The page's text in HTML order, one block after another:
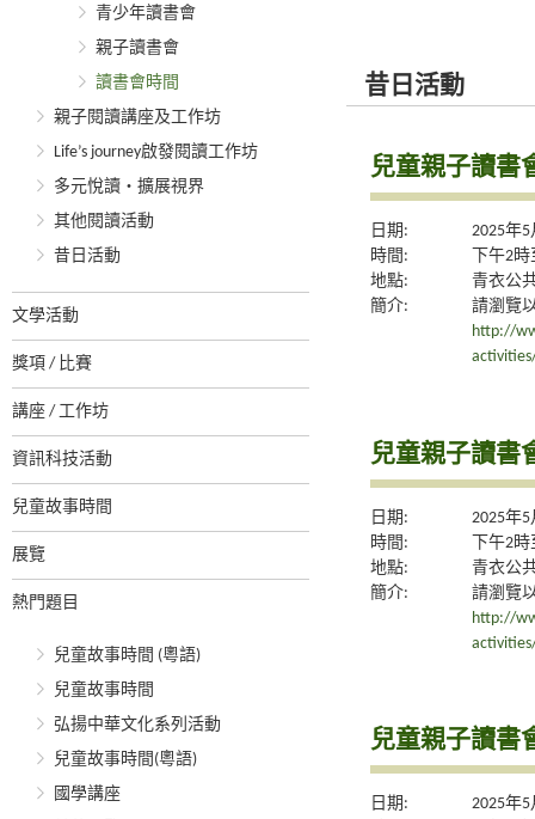
青少年讀書會
親子讀書會
讀書會時間
親子閱讀講座及工作坊
Life’s journey啟發閱讀工作坊
多元悅讀‧擴展視界
其他閱讀活動
昔日活動
文學活動
獎項 / 比賽
講座 / 工作坊
資訊科技活動
兒童故事時間
展覽
熱門題目
兒童故事時間 (粵語)
兒童故事時間
弘揚中華文化系列活動
兒童故事時間(粵語)
國學講座
昔日活動
兒童親子讀書
日期:
2025年
時間:
下午2
地點:
青衣公
簡介:
請瀏覽
http://
兒童親子讀書
日期:
2025年
時間:
下午2
地點:
青衣公
簡介:
請瀏覽
http://
兒童親子讀書
日期:
2025年